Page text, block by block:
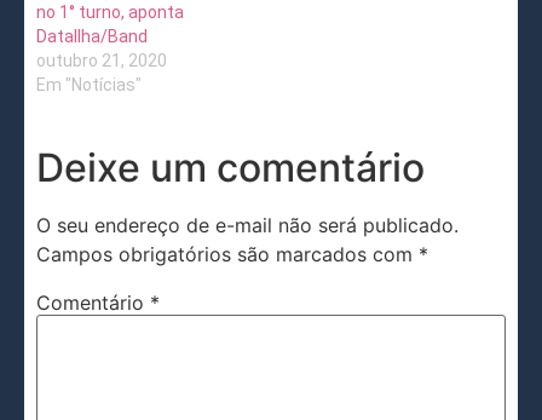
no 1° turno, aponta
DataIlha/Band
outubro 21, 2020
Em "Notícias"
Deixe um comentário
O seu endereço de e-mail não será publicado.
Campos obrigatórios são marcados com *
Comentário *